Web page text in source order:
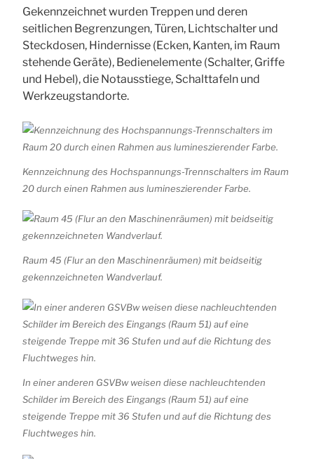
Gekennzeichnet wurden Treppen und deren
seitlichen Begrenzungen, Türen, Lichtschalter und
Steckdosen, Hindernisse (Ecken, Kanten, im Raum
stehende Geräte), Bedienelemente (Schalter, Griffe
und Hebel), die Notausstiege, Schalttafeln und
Werkzeugstandorte.
Kennzeichnung des Hochspannungs-Trennschalters im Raum
20 durch einen Rahmen aus lumineszierender Farbe.
Raum 45 (Flur an den Maschinenräumen) mit beidseitig
gekennzeichneten Wandverlauf.
In einer anderen GSVBw weisen diese nachleuchtenden
Schilder im Bereich des Eingangs (Raum 51) auf eine
steigende Treppe mit 36 Stufen und auf die Richtung des
Fluchtweges hin.